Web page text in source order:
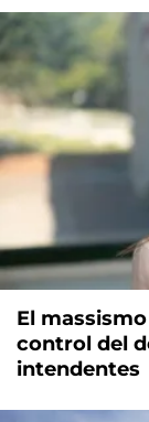
El
control del
intendentes